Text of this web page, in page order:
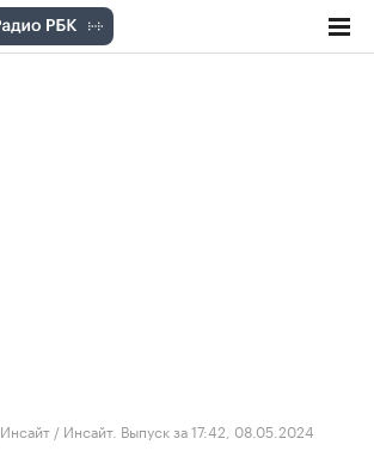
Инсайт / Инсайт. Выпуск за 17:42, 08.05.2024